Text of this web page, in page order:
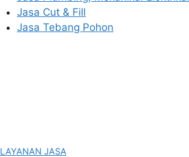
Jasa Cut & Fill
Jasa Tebang Pohon
Categories
LAYANAN JASA